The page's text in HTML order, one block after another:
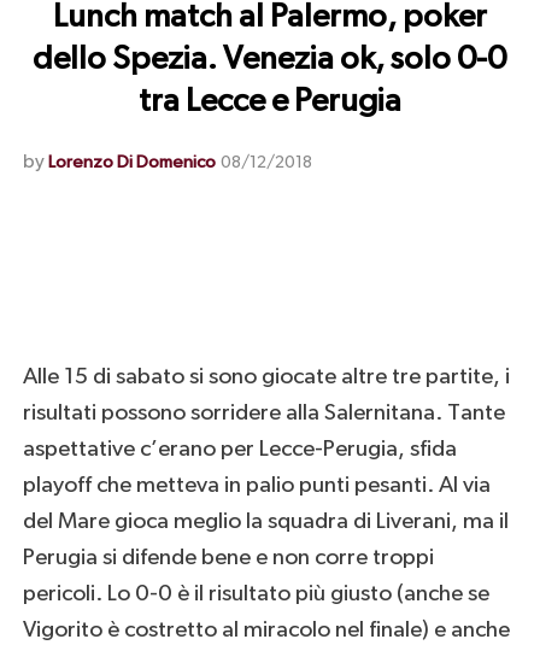
Lunch match al Palermo, poker
dello Spezia. Venezia ok, solo 0-0
tra Lecce e Perugia
by Lorenzo Di Domenico 08/12/2018
Alle 15 di sabato si sono giocate altre tre partite, i
risultati possono sorridere alla Salernitana. Tante
aspettative c’erano per Lecce-Perugia, sfida
playoff che metteva in palio punti pesanti. Al via
del Mare gioca meglio la squadra di Liverani, ma il
Perugia si difende bene e non corre troppi
pericoli. Lo 0-0 è il risultato più giusto (anche se
Vigorito è costretto al miracolo nel finale) e anche